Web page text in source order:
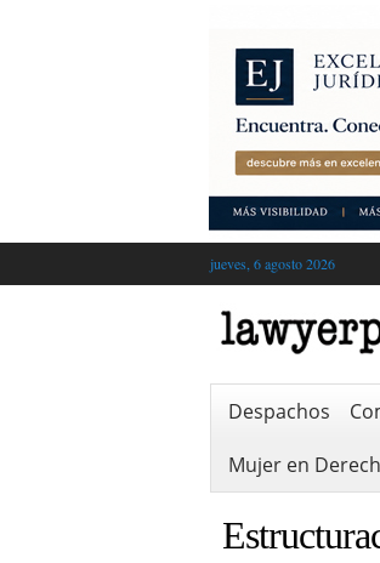
jueves, 6 agosto 2026
Despachos
Mujer en